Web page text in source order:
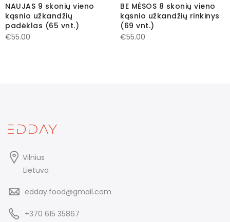
NAUJAS 9 skonių vieno
kąsnio užkandžių
padėklas (65 vnt.)
€55.00
BE MĖSOS 8 skonių vieno
kąsnio užkandžių rinkinys
(69 vnt.)
€55.00
Vilnius
Lietuva
edday.food@gmail.com
+370 615 35867